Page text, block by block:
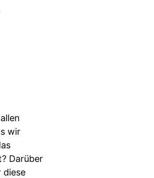
wir
Darüber
diese